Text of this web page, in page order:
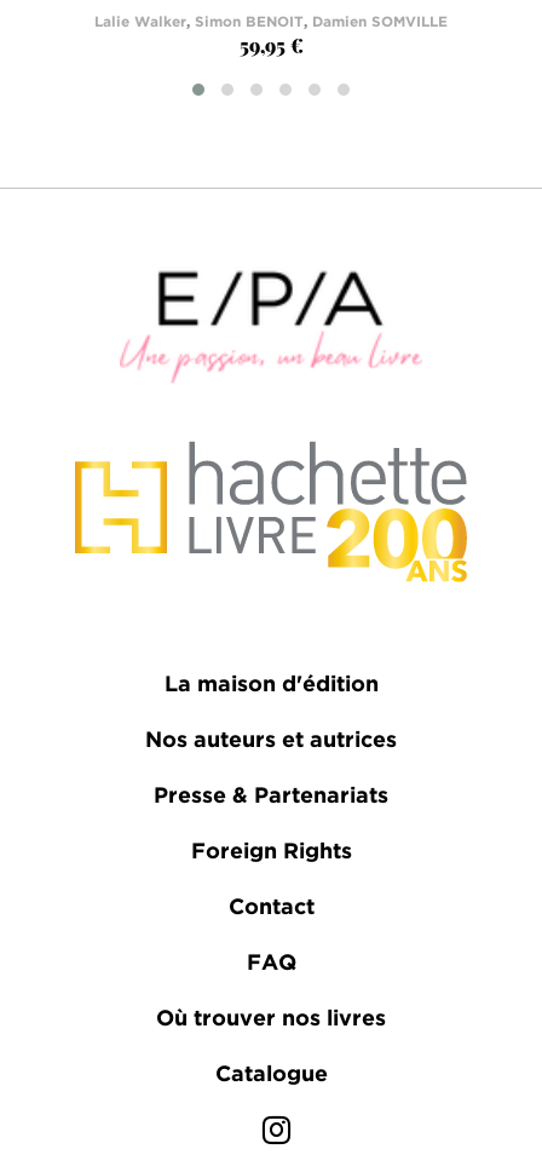
Lalie Walker, Simon BENOIT, Damien SOMVILLE
59,95 €
La maison d'édition
Nos auteurs et autrices
Presse & Partenariats
Foreign Rights
Contact
FAQ
Où trouver nos livres
Catalogue